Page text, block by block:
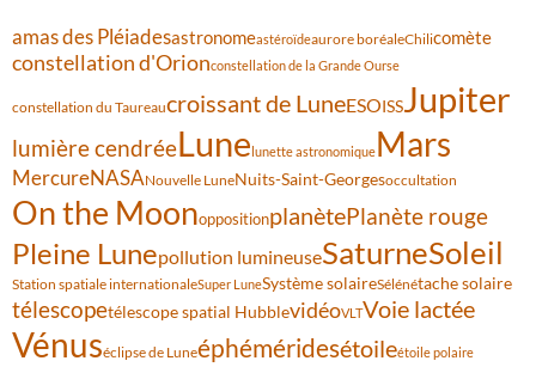
amas des Pléiadesastronomeastéroïdeaurore boréaleChilicomète
constellation d'Orionconstellation de la Grande Ourse
constellation du Taureaucroissant de LuneESOISSJupiter
lumière cendréeLune lunette astronomiqueMars
MercureNASANouvelle LuneNuits-Saint-Georgesoccultation
On the MoonoppositionplanètePlanète rouge
Pleine Lunepollution lumineuseSaturneSoleil
Station spatiale internationaleSuper LuneSystème solaireSélénétache solaire
télescopetélescope spatial HubblevidéoVLTVoie lactée
Vénuséclipse de Luneéphéméridesétoileétoile polaire